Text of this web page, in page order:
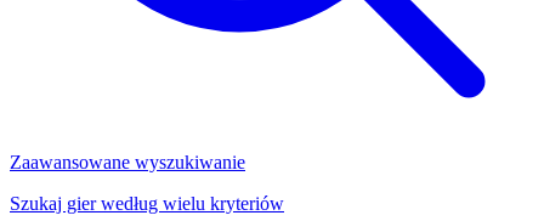
Zaawansowane wyszukiwanie
Szukaj gier według wielu kryteriów